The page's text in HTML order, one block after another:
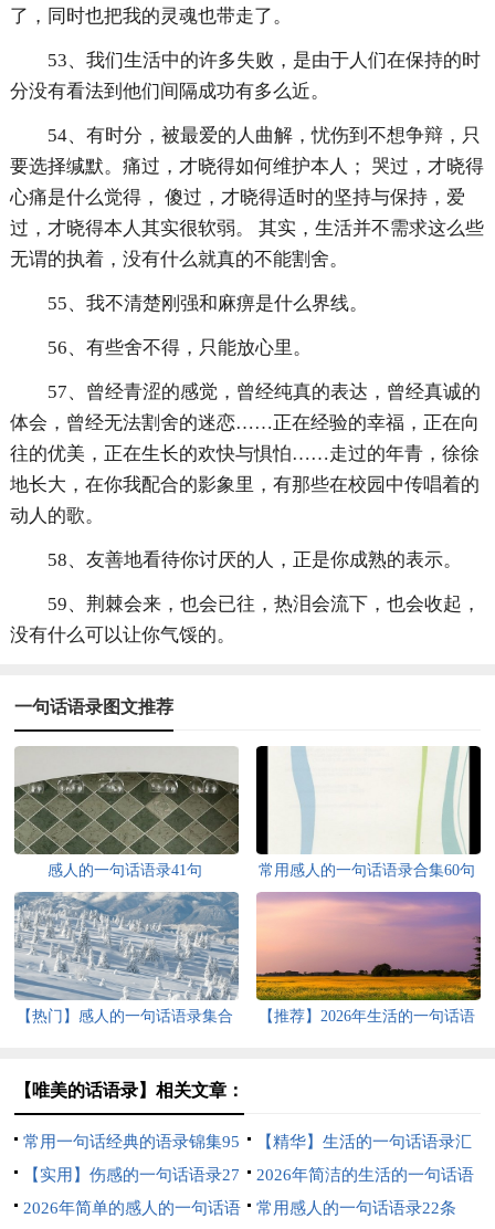
了，同时也把我的灵魂也带走了。
53、我们生活中的许多失败，是由于人们在保持的时
分没有看法到他们间隔成功有多么近。
54、有时分，被最爱的人曲解，忧伤到不想争辩，只
要选择缄默。痛过，才晓得如何维护本人； 哭过，才晓得
心痛是什么觉得， 傻过，才晓得适时的坚持与保持，爱
过，才晓得本人其实很软弱。 其实，生活并不需求这么些
无谓的执着，没有什么就真的不能割舍。
55、我不清楚刚强和麻痹是什么界线。
56、有些舍不得，只能放心里。
57、曾经青涩的感觉，曾经纯真的表达，曾经真诚的
体会，曾经无法割舍的迷恋……正在经验的幸福，正在向
往的优美，正在生长的欢快与惧怕……走过的年青，徐徐
地长大，在你我配合的影象里，有那些在校园中传唱着的
动人的歌。
58、友善地看待你讨厌的人，正是你成熟的表示。
59、荆棘会来，也会已往，热泪会流下，也会收起，
没有什么可以让你气馁的。
一句话语录图文推荐
感人的一句话语录41句 常用感人的一句话语录合集60句
【热门】感人的一句话语录集合
【推荐】2026年生活的一句话语
【唯美的话语录】相关文章：
常用一句话经典的语录锦集95
句
【精华】生活的一句话语录汇
编70条
【实用】伤感的一句话语录27
条
2026年简洁的生活的一句话语
录45句
2026年简单的感人的一句话语 常用感人的一句话语录22条